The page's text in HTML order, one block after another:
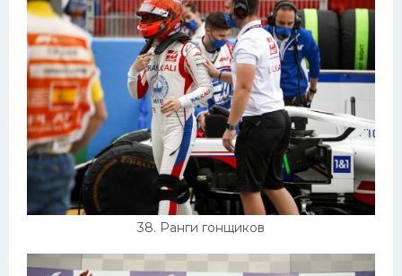
38. Ранги гонщиков